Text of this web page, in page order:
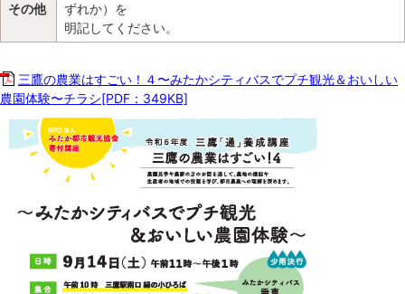
その他
ずれか）を
明記してください。
三鷹の農業はすごい！４〜みたかシティバスでプチ観光＆おいしい
農園体験〜チラシ[PDF：349KB]